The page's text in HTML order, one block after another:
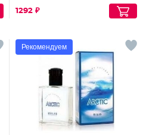
1292 ₽
Рекомендуем